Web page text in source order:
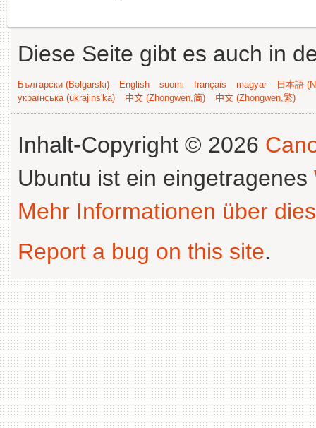
Diese Seite gibt es auch in
Български (Bəlgarski) English suomi français magyar
日本語
українська (ukrajins'ka)
中文 (Zhongwen,简) 中文 (Zhongwen,繁)
Inhalt-Copyright © 2026
Ubuntu ist ein eingetragenes
Mehr Informationen über
Report a bug on this site.